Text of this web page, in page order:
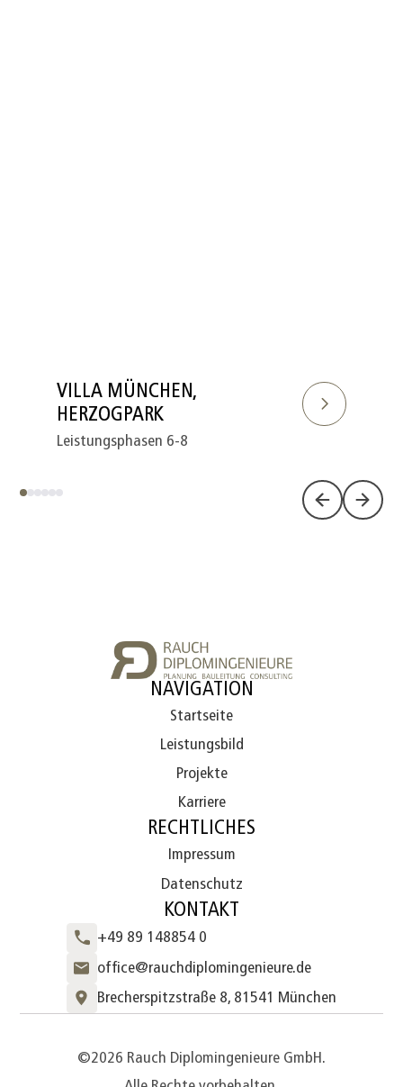
VILLA MÜNCHEN,
HERZOGPARK
Leistungsphasen 6-8
NAVIGATION
Startseite
Leistungsbild
Projekte
Karriere
RECHTLICHES
Impressum
Datenschutz
KONTAKT
+49 89 148854 0
office@rauchdiplomingenieure.de
Brecherspitzstraße 8, 81541 München
©2026 Rauch Diplomingenieure GmbH.